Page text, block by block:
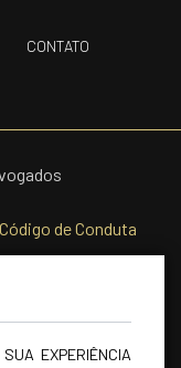
CONTATO
Código de Conduta
EXPERIÊNCIA